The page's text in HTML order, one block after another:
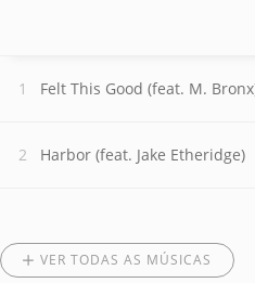
Felt This Good (feat. M.
Harbor (feat. Jake Etheridge)
VER TODAS AS MÚSICAS